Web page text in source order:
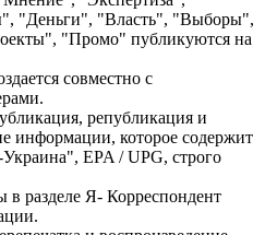
"Деньги", "Власть", "Выборы",
"Промо" публикуются на
совместно с
републикация и
информации, которое содержит
EPA / UPG, строго
в разделе Я- Корреспондент